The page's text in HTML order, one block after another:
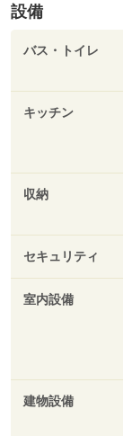
設備
バス・トイレ
キッチン
収納
セキュリティ
室内設備
建物設備